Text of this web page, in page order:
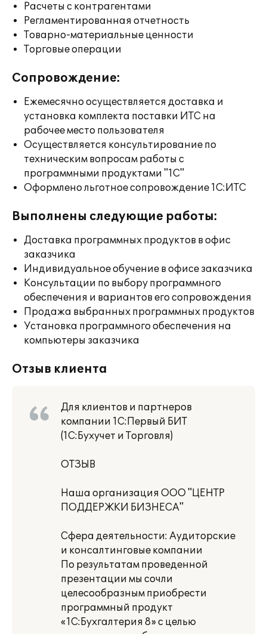
Расчеты с контрагентами
Регламентированная отчетность
Товарно-материальные ценности
Торговые операции
Сопровождение:
Ежемесячно осуществляется доставка и
установка комплекта поставки ИТС на
рабочее место пользователя
Осуществляется консультирование по
техническим вопросам работы с
программными продуктами "1С"
Оформлено льготное сопровождение 1С:ИТС
Выполнены следующие работы:
Доставка программных продуктов в офис
заказчика
Индивидуальное обучение в офисе заказчика
Консультации по выбору программного
обеспечения и вариантов его сопровождения
Продажа выбранных программных продуктов
Установка программного обеспечения на
компьютеры заказчика
Отзыв клиента
Для клиентов и партнеров
компании 1С:Первый БИТ
(1С:Бухучет и Торговля)
ОТЗЫВ
Наша организация ООО "ЦЕНТР
ПОДДЕРЖКИ БИЗНЕСА"
Сфера деятельности: Аудиторские
и консалтинговые компании
По результатам проведенной
презентации мы сочли
целесообразным приобрести
программный продукт
«1С:Бухгалтерия 8» с целью